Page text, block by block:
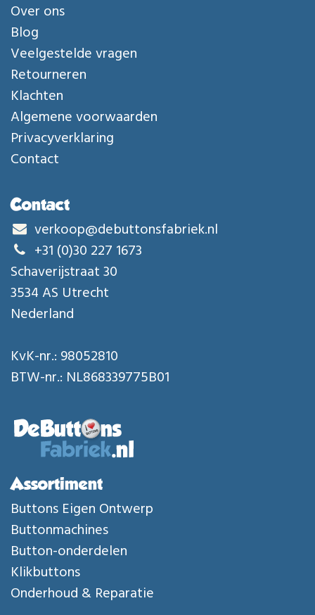
Over ons
Blog
Veelgestelde vragen
Retourneren
Klachten
Algemene voorwaarden
Privacyverklaring
Contact
Contact
verkoop@debuttonsfabriek.nl
+31 (0)30 227 1673
Schaverijstraat 30
3534 AS Utrecht
Nederland
KvK-nr.: 98052810
BTW-nr.: NL868339775B01
Assortiment
Buttons Eigen Ontwerp
Buttonmachines
Button-onderdelen
Klikbuttons
Onderhoud & Reparatie